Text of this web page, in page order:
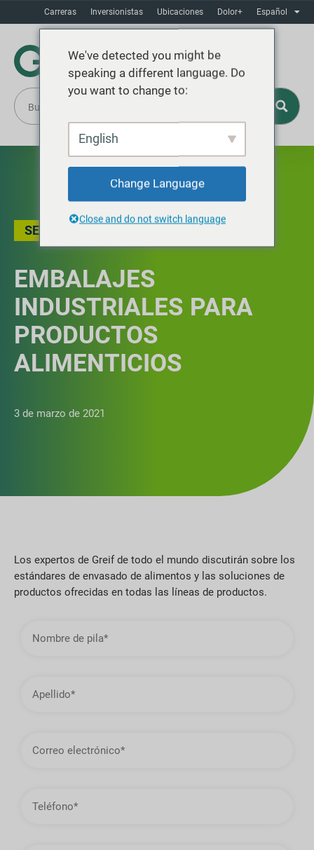
Carreras Inversionistas Ubicaciones Dolor+ Español
SEMINARIO WEB
EMBALAJES
INDUSTRIALES PARA
PRODUCTOS
ALIMENTICIOS
3 de marzo de 2021
Los expertos de Greif de todo el mundo discutirán sobre los
estándares de envasado de alimentos y las soluciones de
productos ofrecidas en todas las líneas de productos.
pila
correo
We've detected you might be
speaking a different language. Do
you want to change to:
English
Change Language
Close and do not switch language